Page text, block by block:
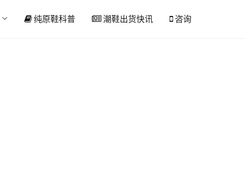
纯原鞋科普 潮鞋出货快讯 咨询